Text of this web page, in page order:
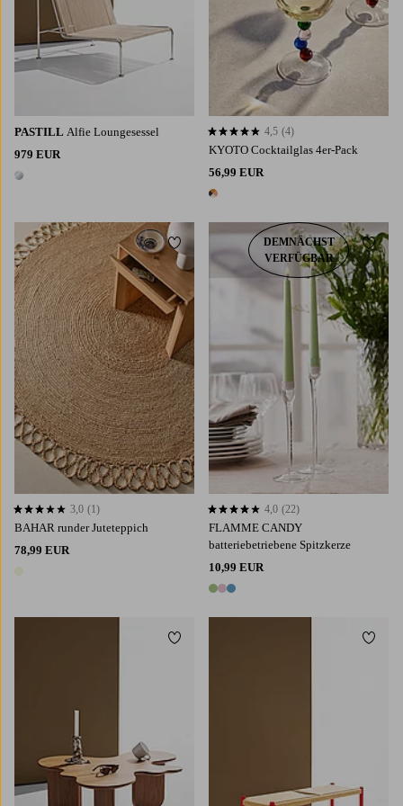
PASTILL Alfie Loungesessel
979 EUR
1 Farbe
KYOTO Cocktailglas 4er-Pack
56,99 EUR
1 Farbe
4,5 basierend auf 4 Bewertungen
4,5 (4)
BAHAR runder Juteteppich
78,99 EUR
3,0 basierend auf 1 Bewertungen
3,0 (1)
Zu Favoriten hinzufügen
120 160
FLAMME CANDY
batteriebetriebene Spitzkerze
10,99 EUR
3 Farben
4,0 basierend auf 22 Bewertungen
4,0 (22)
DEMNÄCHST
VERFÜGBAR
Zu
Zu Favoriten hinzufügen Zu